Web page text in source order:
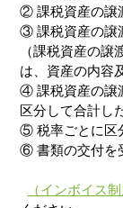
② 課税資産の譲
③ 課税資産の譲
（課税資産の
は、資産の内容
④ 課税資産の譲
区分して合計し
⑤ 税率ごとに区
⑥ 書類の交付を
（インボイス